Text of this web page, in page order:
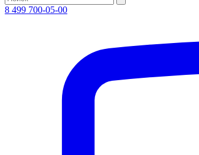
8 499 700-05-00